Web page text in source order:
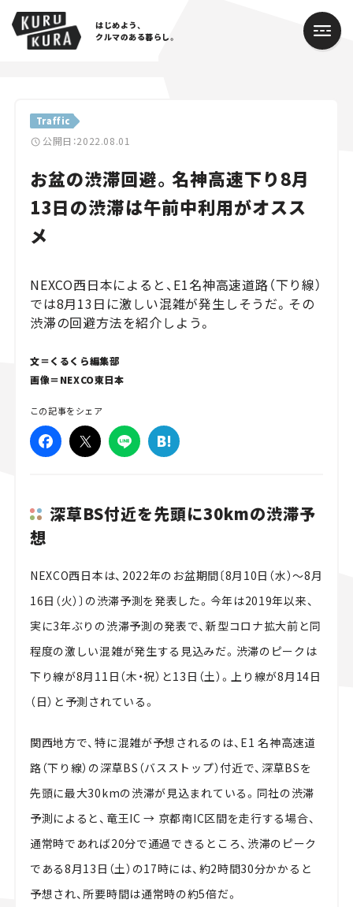
はじめよう、
クルマのある暮らし。
Traffic
公開日：2022.08.01
お盆の渋滞回避。名神高速下り8月
13日の渋滞は午前中利用がオスス
メ
NEXCO西日本によると、E1名神高速道路（下り線）
では8月13日に激しい混雑が発生しそうだ。その
渋滞の回避方法を紹介しよう。
文＝くるくら編集部
画像＝NEXCO東日本
この記事をシェア
深草BS付近を先頭に30kmの渋滞予
想
NEXCO西日本は、2022年のお盆期間〔8月10日（水）〜8月
16日（火）〕の渋滞予測を発表した。今年は2019年以来、
実に3年ぶりの渋滞予測の発表で、新型コロナ拡大前と同
程度の激しい混雑が発生する見込みだ。渋滞のピークは
下り線が8月11日（木・祝）と13日（土）。上り線が8月14日
（日）と予測されている。
関西地方で、特に混雑が予想されるのは、E1 名神高速道
路（下り線）の深草BS（バスストップ）付近で、深草BSを
先頭に最大30kmの渋滞が見込まれている。同社の渋滞
予測によると、竜王IC → 京都南IC区間を走行する場合、
通常時であれば20分で通過できるところ、渋滞のピーク
である8月13日（土）の17時には、約2時間30分かかると
予想され、所要時間は通常時の約5倍だ。
Cars
Lifestyle
Traffic
Series
Campaign
スズキ ジムニー｜Suzuki Jimny